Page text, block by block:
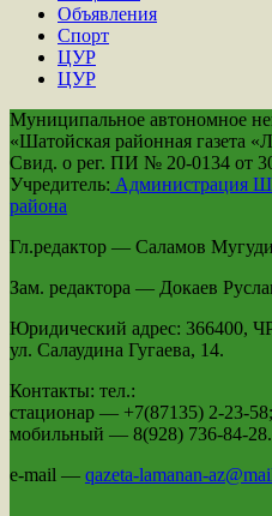
Объявления
Спорт
ЦУР
ЦУР
Муниципальное автономное
«Шатойская районная газета
Свид. о рег. ПИ № 20-0134 от 30
Учредитель: Администрация
района
Гл.редактор — Саламов
Зам. редактора — Докаев
Юридический адрес: 366400,
ул. Салаудина Гугаева, 14.
Контакты: тел.:
стационар — +7(87135) 2-23-58;
мобильный — 8(928) 736-84-28.
e-mail — qazeta-lamanan-